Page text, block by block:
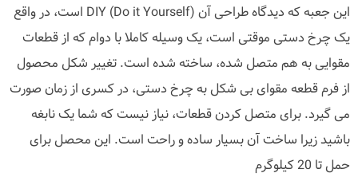
این جعبه که دیدگاه طراحی آن (DIY (Do it Yourself است، در واقع
یک چرخ دستی موقتی است، یک وسیله کاملا با دوام که از قطعات
مقوایی به هم متصل شده، ساخته شده است. تغییر شکل محصول
از فرم قطعه مقوای بی شکل به چرخ دستی، در کسری از زمان صورت
می گیرد. برای متصل کردن قطعات، نیاز نیست که شما یک نابغه
باشید زیرا ساخت آن بسیار ساده و راحت است. این محصل برای
حمل تا 20 کیلوگرم